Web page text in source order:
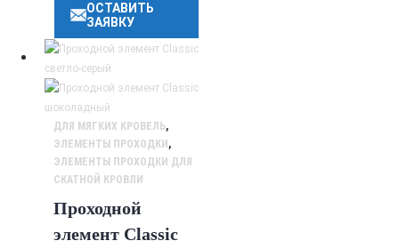
ОСТАВИТЬ
ЗАЯВКУ
ДЛЯ МЯГКИХ КРОВЕЛЬ,
ЭЛЕМЕНТЫ ПРОХОДКИ ,
ЭЛЕМЕНТЫ ПРОХОДКИ ДЛЯ
СКАТНОЙ КРОВЛИ
Проходной
элемент Classic